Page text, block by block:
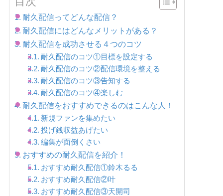
耐久配信ってどんな配信？
耐久配信にはどんなメリットがある？
耐久配信を成功させる４つのコツ
耐久配信のコツ①目標を設定する
耐久配信のコツ②配信環境を整える
耐久配信のコツ③告知する
耐久配信のコツ④楽しむ
耐久配信をおすすめできるのはこんな人！
新規ファンを集めたい
投げ銭収益あげたい
編集が面倒くさい
おすすめの耐久配信を紹介！
おすすめ耐久配信①鈴木るる
おすすめ耐久配信②叶
おすすめ耐久配信③天開司